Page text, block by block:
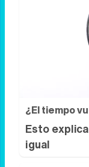
Señales de
¿Te
señales lo